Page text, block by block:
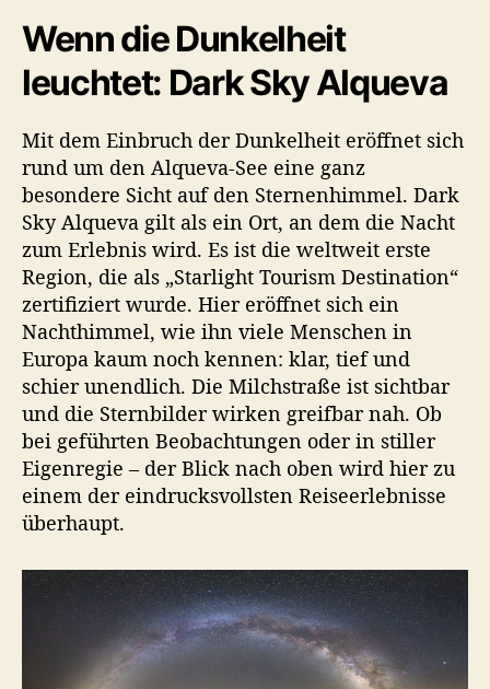
Wenn die Dunkelheit
leuchtet: Dark Sky Alqueva
Mit dem Einbruch der Dunkelheit eröffnet sich
rund um den Alqueva-See eine ganz
besondere Sicht auf den Sternenhimmel. Dark
Sky Alqueva gilt als ein Ort, an dem die Nacht
zum Erlebnis wird. Es ist die weltweit erste
Region, die als „Starlight Tourism Destination“
zertifiziert wurde. Hier eröffnet sich ein
Nachthimmel, wie ihn viele Menschen in
Europa kaum noch kennen: klar, tief und
schier unendlich. Die Milchstraße ist sichtbar
und die Sternbilder wirken greifbar nah. Ob
bei geführten Beobachtungen oder in stiller
Eigenregie – der Blick nach oben wird hier zu
einem der eindrucksvollsten Reiseerlebnisse
überhaupt.